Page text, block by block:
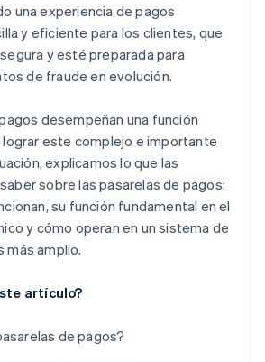
una experiencia de pagos
y eficiente para los clientes, que
y esté preparada para
de fraude en evolución.
desempeñan una función
este complejo e importante
explicamos lo que las
sobre las pasarelas de pagos:
su función fundamental en el
y cómo operan en un sistema de
más amplio.
artículo?
de pagos?